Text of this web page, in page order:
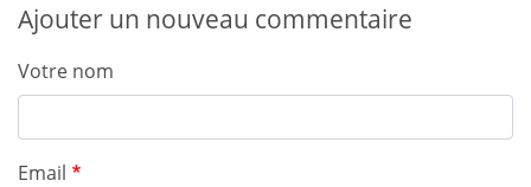
Ajouter un nouveau commentaire
Votre nom
Email